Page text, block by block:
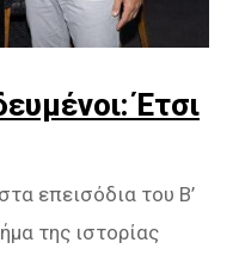
Έτσι
επεισόδια του Β’
της ιστορίας